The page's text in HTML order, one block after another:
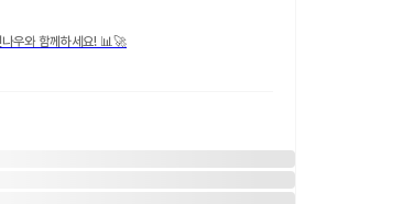
나우와 함께하세요! 📊🚀